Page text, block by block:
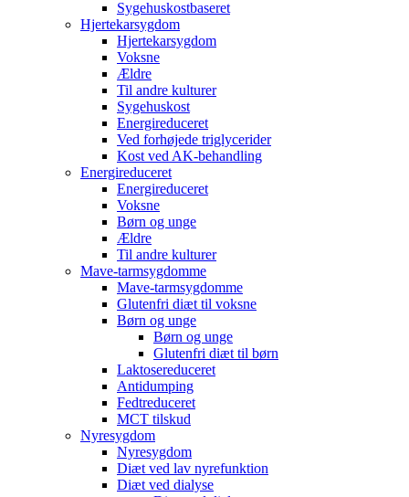
Sygehuskostbaseret
Hjertekarsygdom
Hjertekarsygdom
Voksne
Ældre
Til andre kulturer
Sygehuskost
Energireduceret
Ved forhøjede triglycerider
Kost ved AK-behandling
Energireduceret
Energireduceret
Voksne
Børn og unge
Ældre
Til andre kulturer
Mave-tarmsygdomme
Mave-tarmsygdomme
Glutenfri diæt til voksne
Børn og unge
Børn og unge
Glutenfri diæt til børn
Laktosereduceret
Antidumping
Fedtreduceret
MCT tilskud
Nyresygdom
Nyresygdom
Diæt ved lav nyrefunktion
Diæt ved dialyse